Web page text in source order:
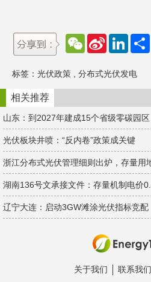
W
e
a
t
S
a
W
e
b
o
L
k
e
d
n
标签： 光伏政策 分布式光伏发电
相关推荐
山东：到2027年建成15个省级零碳园
光伏板块井喷：“反内卷”政策成关键
浙江分布式光伏管理细则出炉，存量用
辽宁大连：启动3GW滩涂光伏指标竞配
关于我们 联系我们